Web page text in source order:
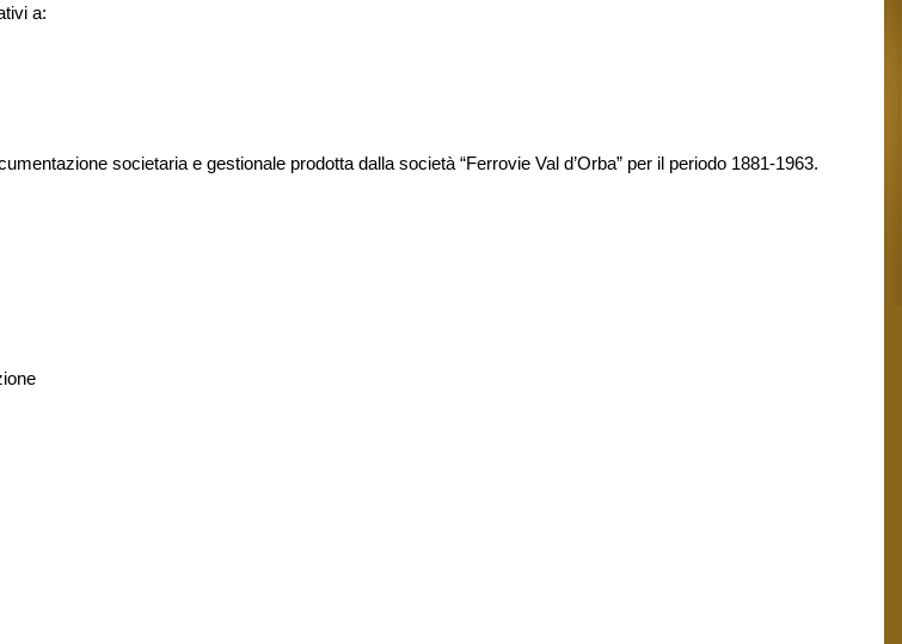
a:
societaria e gestionale prodotta dalla società “Ferrovie Val d’Orba” per il periodo 1881-1963.